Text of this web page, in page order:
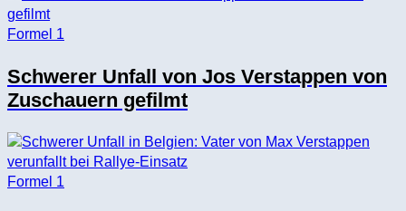
Formel 1
Schwerer Unfall von Jos Verstappen von
Zuschauern gefilmt
Formel 1